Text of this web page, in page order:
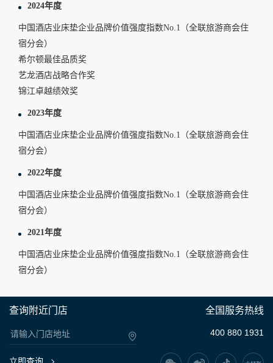
2024年度
中国酒店业床垫企业品牌价值强度指数No.1（全联旅游商会住
宿分会）
希尔顿最佳品质奖
艺龙酒店战略合作奖
锦江卓越绩效奖
2023年度
中国酒店业床垫企业品牌价值强度指数No.1（全联旅游商会住
宿分会）
2022年度
中国酒店业床垫企业品牌价值强度指数No.1（全联旅游商会住
宿分会）
2021年度
中国酒店业床垫企业品牌价值强度指数No.1（全联旅游商会住
宿分会）
查询附近门店 全国服务热线
400 880 1931